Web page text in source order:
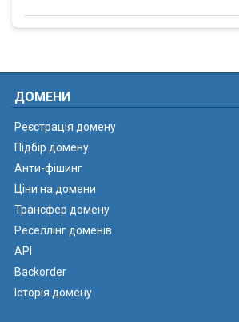
ДОМЕНИ
Реєстрація домену
Підбір домену
Анти-фішинг
Ціни на домени
Трансфер домену
Реселлінг доменів
API
Backorder
Історія домену